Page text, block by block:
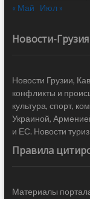
« Май
Июл »
Новости-Грузия
Новости Грузии,
конфликты и
культура, спорт,
Украиной,
и ЕС. Новости
Правила
Материалы